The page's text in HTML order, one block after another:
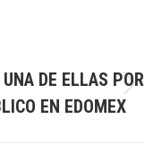
DE ELLAS POR
EN EDOMEX